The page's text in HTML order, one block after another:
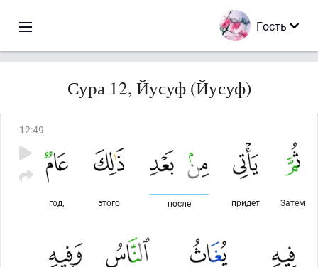
Гость
Сура 12, Йусуф (Йусуф)
12:49
Затем
придёт
после
этого
год,